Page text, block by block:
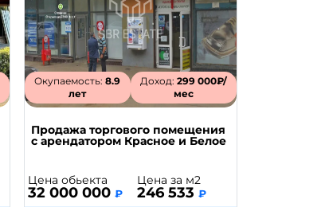
Окупаемость: 8.9
лет
Доход: 299 000₽/
мес
Продажа торгового помещения
с арендатором Красное и Белое
Цена обьекта
32 000 000 ₽
Цена за м2
246 533 ₽